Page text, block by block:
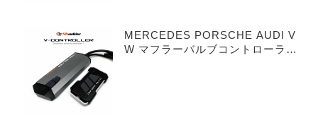
MERCEDES PORSCHE AUDI V
W マフラーバルブコントローラー